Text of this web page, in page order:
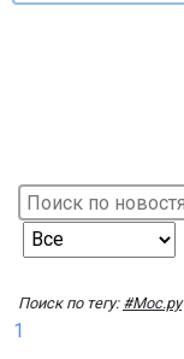
Поиск по тегу: #Мос.ру
1